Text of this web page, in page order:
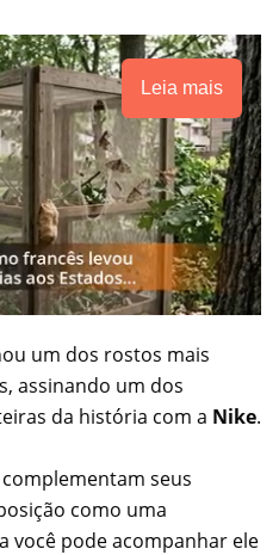
Leia mais
um dos rostos mais
assinando um dos
da história com a Nike.
complementam seus
como uma
você pode acompanhar ele